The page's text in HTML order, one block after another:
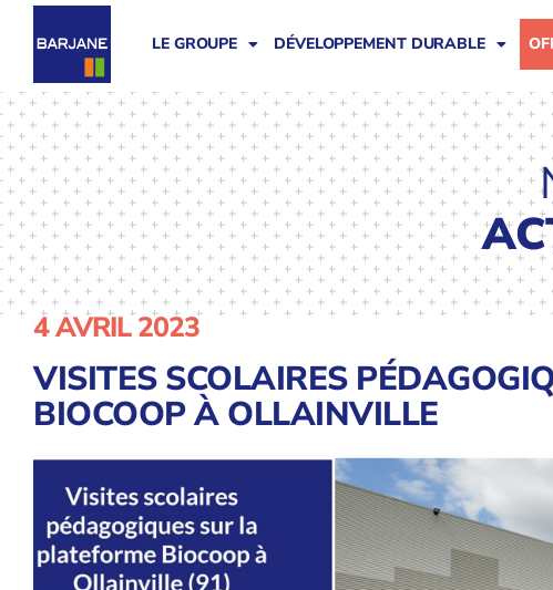
LE GROUPE DÉVELOPPEMENT DURABLE
4 AVRIL 2023
VISITES SCOLAIRES
BIOCOOP À OLLAINVILLE